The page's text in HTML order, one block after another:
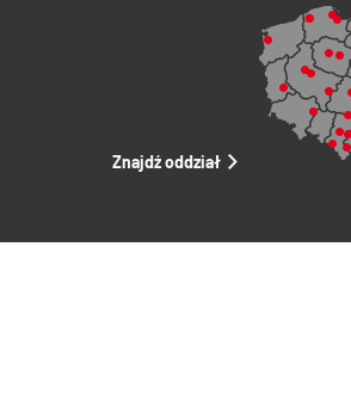
Znajdź oddział